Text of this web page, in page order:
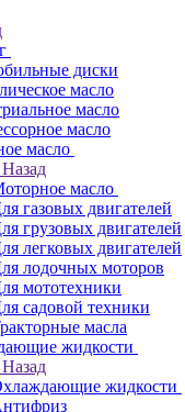
диски
масло
масло
масло
масло
Назад
масло
газовых двигателей
грузовых двигателей
легковых двигателей
лодочных моторов
мототехники
садовой техники
масла
жидкости
Назад
жидкости